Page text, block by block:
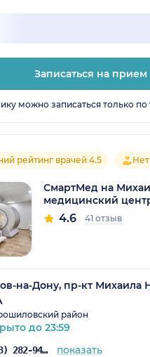
Записаться на прием
можно записаться только
рейтинг врачей 4.5
СмартМед на
медицинский
4.6 41 отзыв
на-Дону, пр-кт Михаила
район
до 23:59
+7 (863) 282-94-41 показать